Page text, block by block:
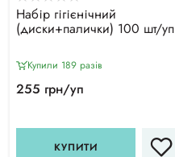
Набір гігієнічний
(диски+палички) 100 шт/уп
Купили 189 разiв
255 грн/уп
КУПИТИ